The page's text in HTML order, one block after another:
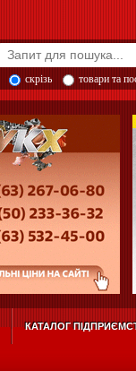
скрізь товари та
КАТАЛОГ